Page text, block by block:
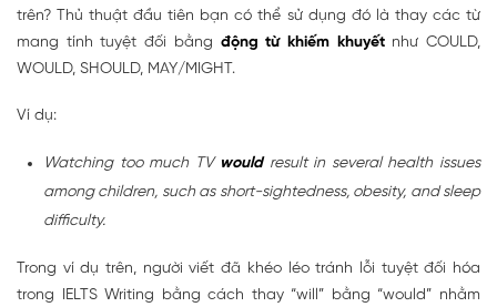
trên? Thủ thuật đầu tiên bạn có thể sử dụng đó là thay các từ
mang tính tuyệt đối bằng động từ khiếm khuyết như COULD,
WOULD, SHOULD, MAY/MIGHT.
Ví dụ:
Watching too much TV wouldresult in several health issues
among children, such as short-sightedness, obesity, and sleep
difficulty.
Trong ví dụ trên, người viết đã khéo léo tránh lỗi tuyệt đối hóa
trong IELTS Writing bằng cách thay “will” bằng “would” nhằm